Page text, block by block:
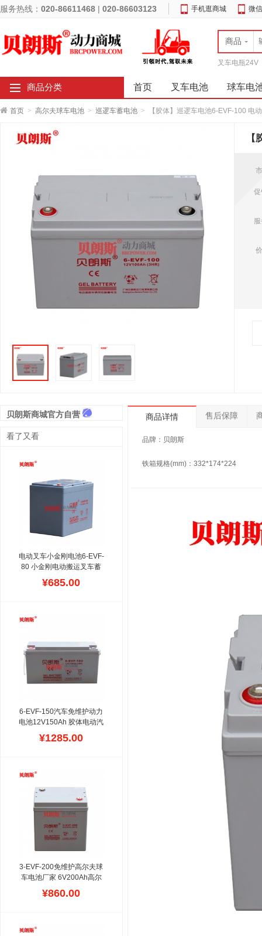
服务热线： 020-86611468 | 020-86603123 手机逛商城 微
商品
叉车电瓶24V
商品分类 首页 叉车电池 球车电
首页 > 高尔夫球车电池 > 巡逻车蓄电池 > 【胶体】巡逻车电池6-EVF-100 电
【
商品详情 售后保障
品牌：贝朗斯
铁箱规格(mm)：332*174*224
贝朗斯商城官方自营
看了又看
电动叉车小金刚电池6-EVF-
80 小金刚电动搬运叉车蓄
电池12V80Ah 叉车蓄电池
是贝朗斯品牌主营方向,应
宇、斗山、永恒力、诺力、
（日产）等系列电瓶叉车用
铅酸蓄电池组，针对各个叉
车品牌安装尺寸的位置，可
以改动不同容量的蓄电池
组，也包含电动叉车锂电
¥685.00
6-EVF-150汽车免维护动力
电池12V150Ah 胶体电动汽
车用蓄电池生产厂家
车蓄电池这里所指是低速电
不多,罗列了6-EVF-60/6-
EVF70/6-EVF-80/6-EVF-
100/6-EVF-150/6-EVF-200
几款,型号不多,以12V电压
串联为主,配置用于低速电
动桥车使用,寿命大约600
次.
¥1285.00
3-EVF-200免维护高尔夫球
车电池厂家 6V200Ah高尔
夫球电动车电瓶选型
球车电池分为免维护胶体系
况选择配置不等款式的电
¥860.00